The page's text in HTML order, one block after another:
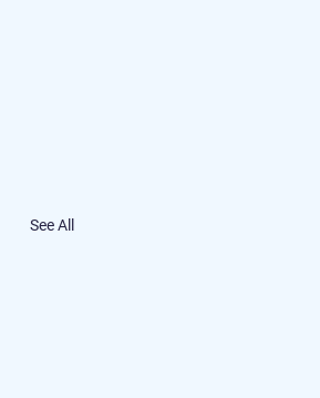
See All